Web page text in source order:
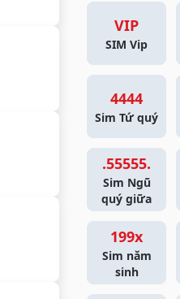
VIP
SIM Vip
4444
Sim Tứ quý
.55555.
Sim Ngũ
quý giữa
199x
Sim năm
sinh